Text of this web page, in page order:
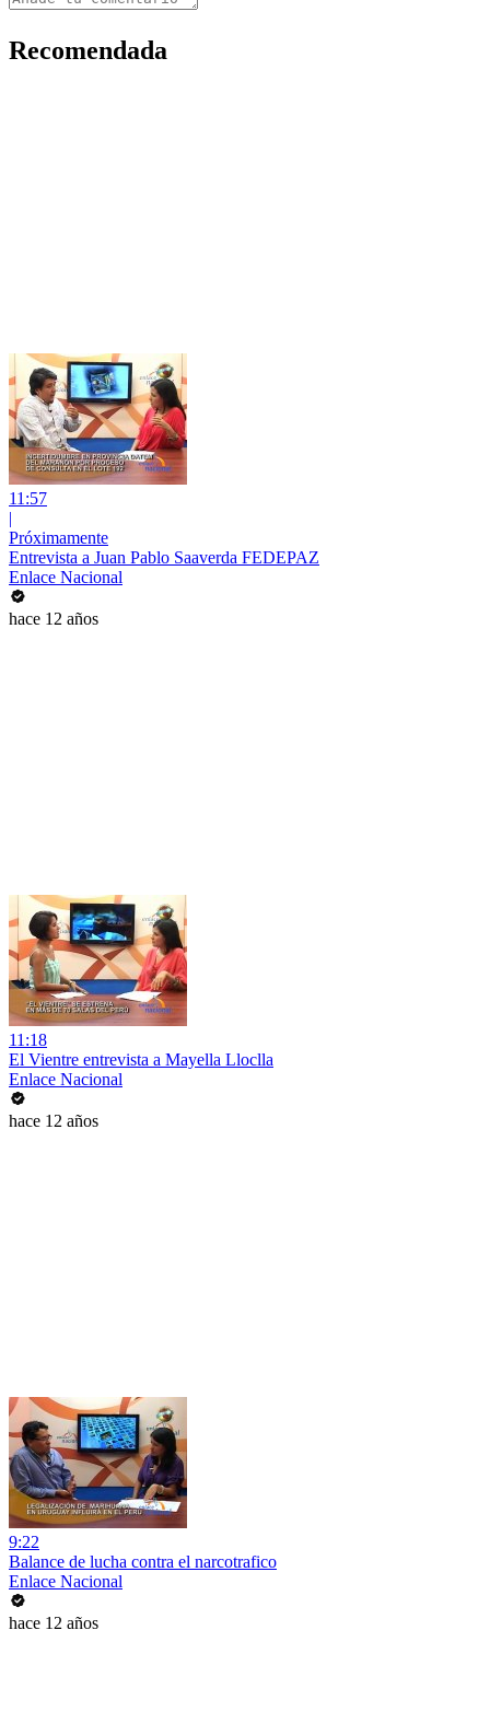
Recomendada
11:57
|
Próximamente
Entrevista a Juan Pablo Saaverda FEDEPAZ
Enlace Nacional
hace 12 años
11:18
El Vientre entrevista a Mayella Lloclla
Enlace Nacional
hace 12 años
9:22
Balance de lucha contra el narcotrafico
Enlace Nacional
hace 12 años